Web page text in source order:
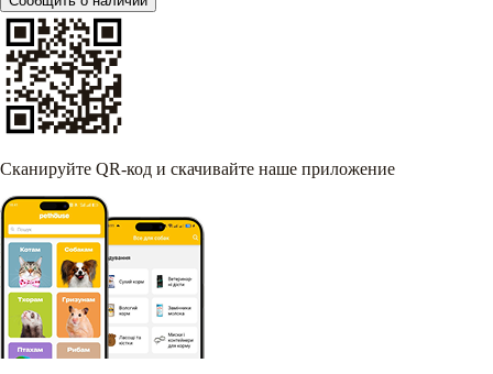
Сканируйте QR-код и скачивайте наше приложение